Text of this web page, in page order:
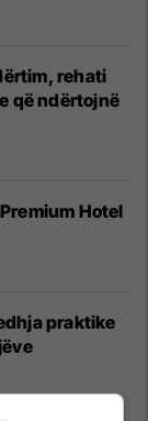
rehati
që ndërtojnë
Hotel
praktike